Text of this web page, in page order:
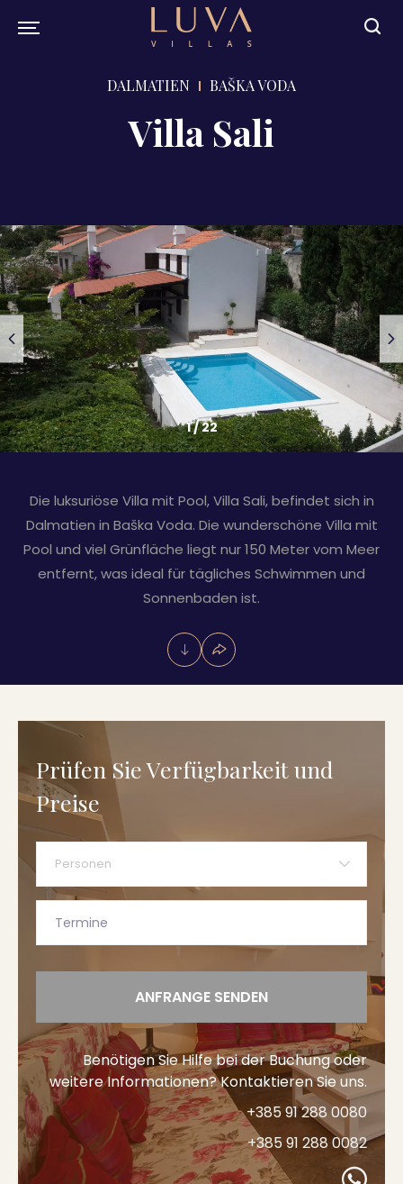
DALMATIEN BAŠKA VODA
Villa Sali
1/22
Die luksuriöse Villa mit Pool, Villa Sali, befindet sich in
Dalmatien in Baška Voda. Die wunderschöne Villa mit
Pool und viel Grünfläche liegt nur 150 Meter vom Meer
entfernt, was ideal für tägliches Schwimmen und
Sonnenbaden ist.
Prüfen Sie Verfügbarkeit und
Preise
Personen
ANFRANGE SENDEN
Benötigen Sie Hilfe bei der Buchung oder
weitere Informationen? Kontaktieren Sie uns.
+385 91 288 0080
+385 91 288 0082